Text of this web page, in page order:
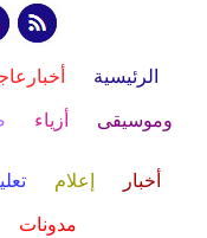
الرئيسية
وموسيقى أزياء
أخبار إعلام
مدونات